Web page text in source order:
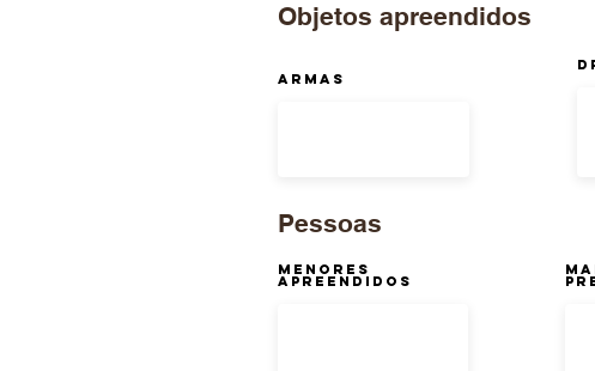
Objetos apreendidos
ARMAS
Pessoas
Menores
Apreendidos